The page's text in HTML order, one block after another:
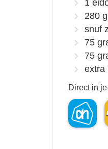
1
280
snuf
75
75
extra
Direct in